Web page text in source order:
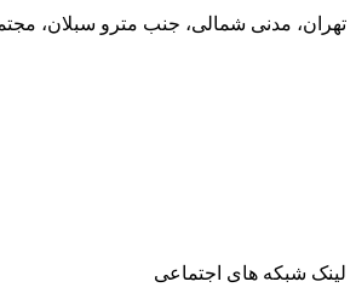
تهران، مدنی شمالی، جنب مترو سبلان، مجتمع تجاری
لینک شبکه های اجتماعی